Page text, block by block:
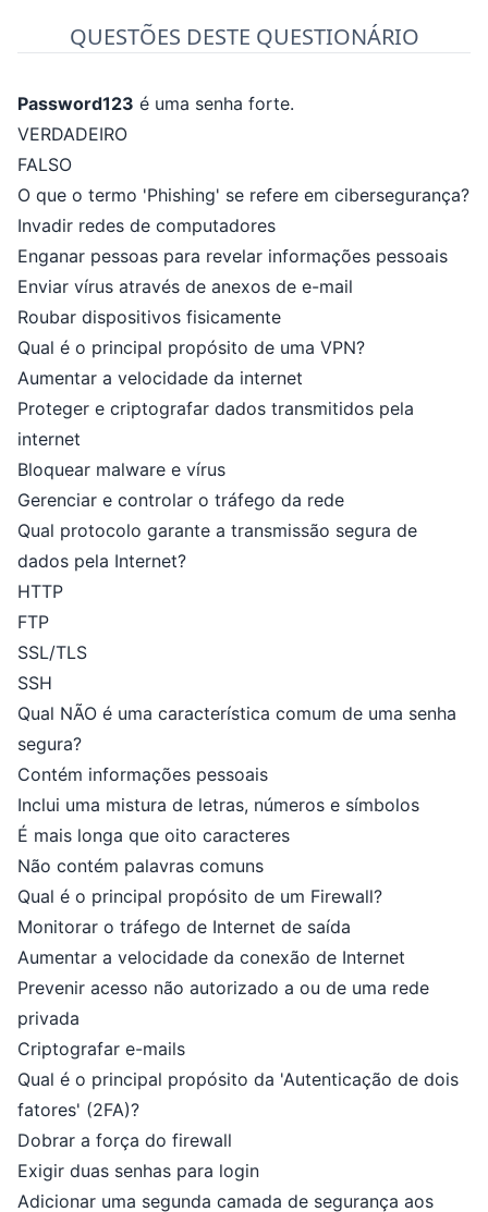
QUESTÕES DESTE QUESTIONÁRIO
Password123 é uma senha forte.
VERDADEIRO
FALSO
O que o termo 'Phishing' se refere em cibersegurança?
Invadir redes de computadores
Enganar pessoas para revelar informações pessoais
Enviar vírus através de anexos de e-mail
Roubar dispositivos fisicamente
Qual é o principal propósito de uma VPN?
Aumentar a velocidade da internet
Proteger e criptografar dados transmitidos pela
internet
Bloquear malware e vírus
Gerenciar e controlar o tráfego da rede
Qual protocolo garante a transmissão segura de
dados pela Internet?
HTTP
FTP
SSL/TLS
SSH
Qual NÃO é uma característica comum de uma senha
segura?
Contém informações pessoais
Inclui uma mistura de letras, números e símbolos
É mais longa que oito caracteres
Não contém palavras comuns
Qual é o principal propósito de um Firewall?
Monitorar o tráfego de Internet de saída
Aumentar a velocidade da conexão de Internet
Prevenir acesso não autorizado a ou de uma rede
privada
Criptografar e-mails
Qual é o principal propósito da 'Autenticação de dois
fatores' (2FA)?
Dobrar a força do firewall
Exigir duas senhas para login
Adicionar uma segunda camada de segurança aos